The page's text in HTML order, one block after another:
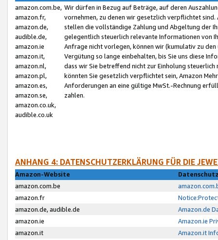
amazon.com.be,
amazon.fr,
amazon.de,
audible.de,
amazon.ie
amazon.it,
amazon.nl,
amazon.pl,
amazon.es,
amazon.se,
amazon.co.uk,
audible.co.uk
Wir dürfen in Bezug auf Beträge, auf deren
vornehmen, zu denen wir gesetzlich verpflichtet
stellen die vollständige Zahlung und Abgeltung der
gelegentlich steuerlich relevante Informationen von
Anfrage nicht vorlegen, können wir (kumulativ zu
Vergütung so lange einbehalten, bis Sie uns diese
dass wir Sie betreffend nicht zur Einholung
könnten Sie gesetzlich verpflichtet sein, Amazon
Anforderungen an eine gültige MwSt.-Rechnung
zahlen.
ANHANG 4: DATENSCHUTZERKLÄRUNG FÜR DIE
Amazon-Website
amazon.com.be
amazon.fr
amazon.de, audible.de
Amazon.de
amazon.ie
Amazon.ie
amazon.it
Amazon.it